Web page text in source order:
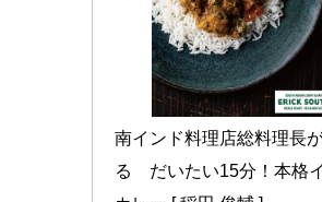
南インド料理店総料理長
る　だいたい15分！本格